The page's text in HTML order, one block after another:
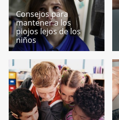
Consejos para
mantener a los
piojos lejos de los
niños